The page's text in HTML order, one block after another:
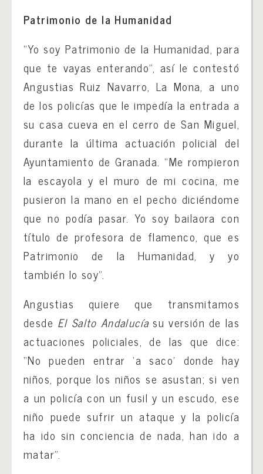
Patrimonio de la Humanidad
“Yo soy Patrimonio de la Humanidad, para
que te vayas enterando”, así le contestó
Angustias Ruiz Navarro, La Mona, a uno
de los policías que le impedía la entrada a
su casa cueva en el cerro de San Miguel,
durante la última actuación policial del
Ayuntamiento de Granada. “Me rompieron
la escayola y el muro de mi cocina, me
pusieron la mano en el pecho diciéndome
que no podía pasar. Yo soy bailaora con
título de profesora de flamenco, que es
Patrimonio de la Humanidad, y yo
también lo soy”.
Angustias quiere que transmitamos
desde El Salto Andalucíasu versión de las
actuaciones policiales, de las que dice:
“No pueden entrar ‘a saco’ donde hay
niños, porque los niños se asustan; si ven
a un policía con un fusil y un escudo, ese
niño puede sufrir un ataque y la policía
ha ido sin conciencia de nada, han ido a
matar”.